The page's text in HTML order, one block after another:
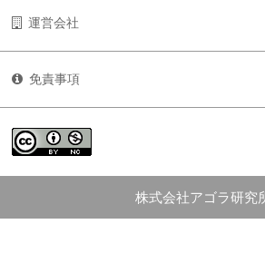
運営会社
免責事項
株式会社アゴラ研究